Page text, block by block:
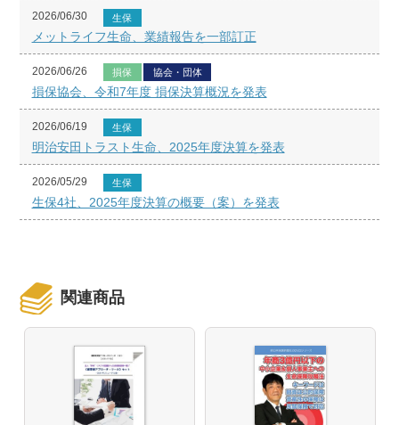
2026/06/30 生保
メットライフ生命、業績報告を一部訂正
2026/06/26 損保 協会・団体
損保協会、令和7年度 損保決算概況を発表
2026/06/19 生保
明治安田トラスト生命、2025年度決算を発表
2026/05/29 生保
生保4社、2025年度決算の概要（案）を発表
関連商品